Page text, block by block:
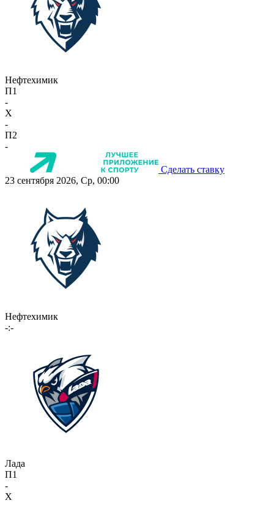
Нефтехимик
П1
-
X
-
П2
-
Сделать ставку
23 сентября 2026, Ср, 00:00
Нефтехимик
-:-
Лада
П1
-
X